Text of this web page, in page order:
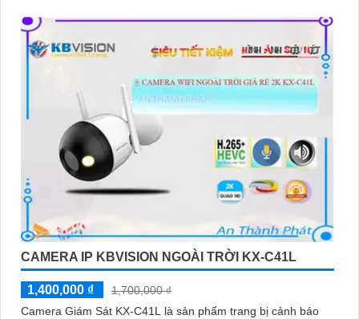
CAMERA IP KBVISION NGOÀI TRỜI KX-C41L
1,400,000 ₫
1,700,000 ₫
Camera Giám Sát KX-C41L là sản phẩm trang bị cảnh báo